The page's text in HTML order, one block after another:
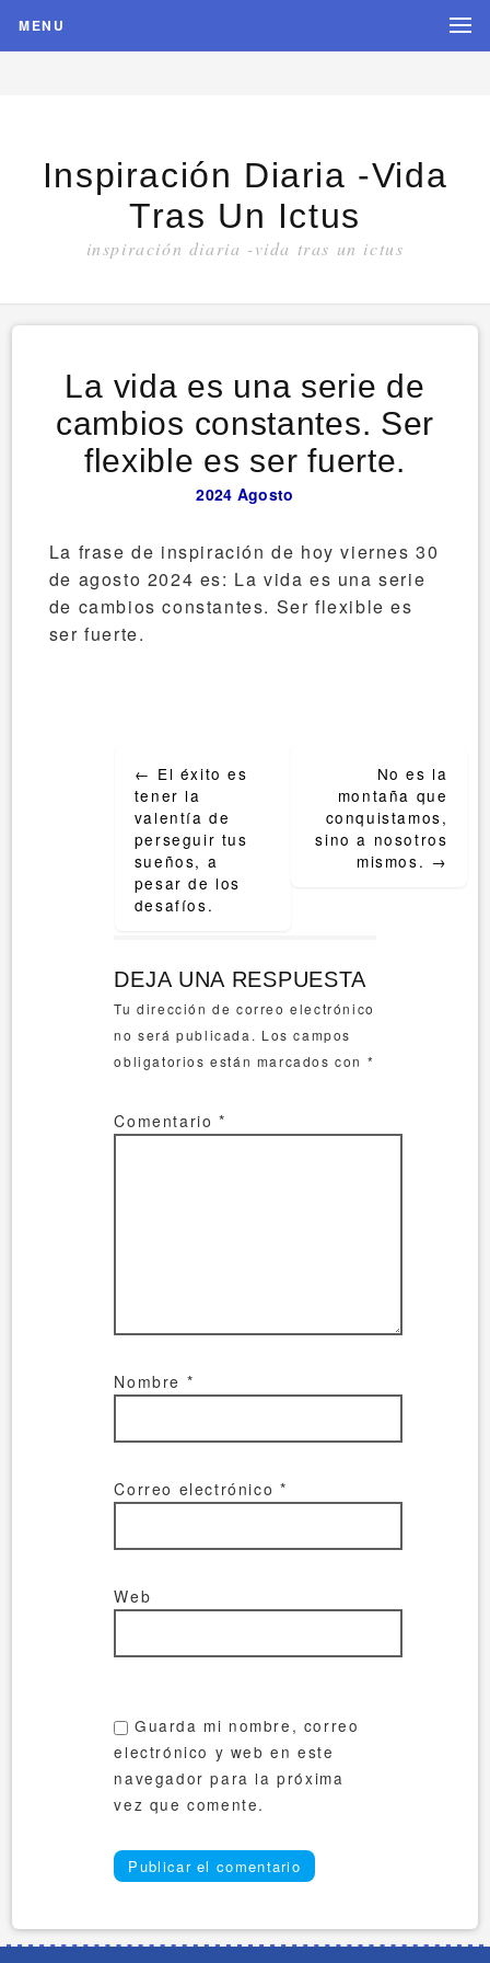
MENU
Inspiración Diaria -vida
Tras Un Ictus
inspiración diaria -vida tras un ictus
La vida es una serie de
cambios constantes. Ser
flexible es ser fuerte.
2024 Agosto
La frase de inspiración de hoy viernes 30
de agosto 2024 es: La vida es una serie
de cambios constantes. Ser flexible es
ser fuerte.
navigation
← El éxito es
tener la
valentía de
perseguir tus
sueños, a
pesar de los
desafíos.
No es la
montaña que
conquistamos,
sino a nosotros
mismos. →
DEJA UNA RESPUESTA
Tu dirección de correo electrónico
no será publicada. Los campos
obligatorios están marcados con *
Comentario*
Nombre *
Correo electrónico *
Web
Guarda mi nombre, correo
electrónico y web en este
navegador para la próxima
vez que comente.